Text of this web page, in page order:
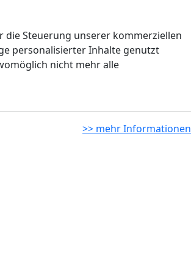
die Steuerung unserer kommerziellen
personalisierter Inhalte genutzt
nicht mehr alle
>> mehr Informationen